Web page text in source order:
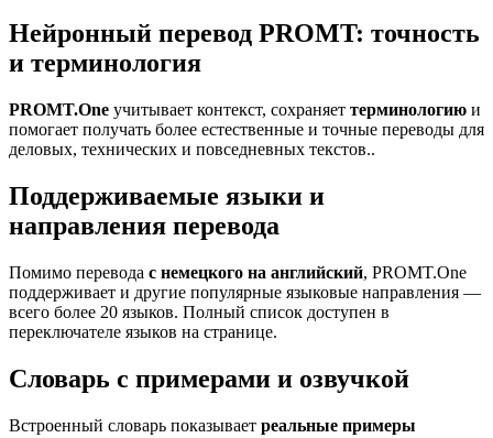
Нейронный перевод PROMT: точность
и терминология
PROMT.One учитывает контекст, сохраняет терминологию и
помогает получать более естественные и точные переводы для
деловых, технических и повседневных текстов..
Поддерживаемые языки и
направления перевода
Помимо перевода с немецкого на английский, PROMT.One
поддерживает и другие популярные языковые направления —
всего более 20 языков. Полный список доступен в
переключателе языков на странице.
Словарь с примерами и озвучкой
Встроенный словарь показывает реальные примеры